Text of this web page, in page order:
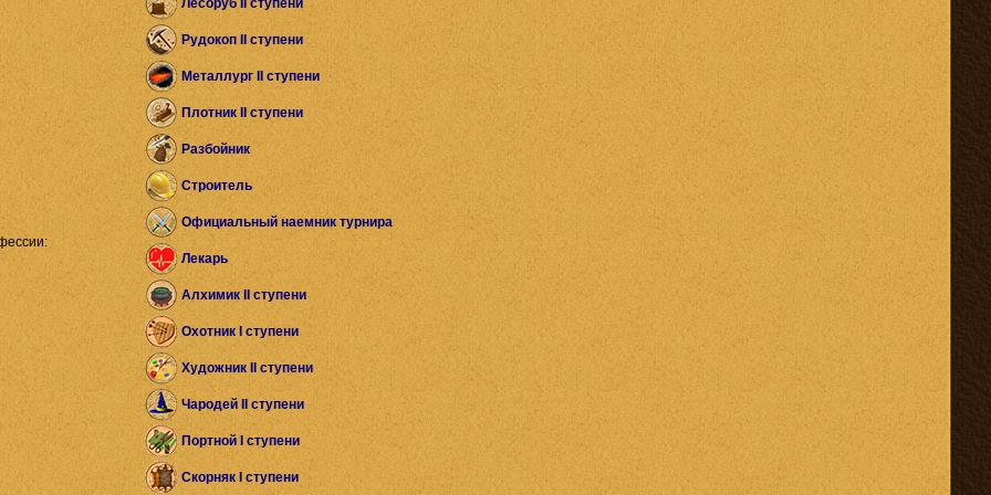
Лесоруб II ступени
Рудокоп II ступени
Металлург II ступени
Плотник II ступени
Разбойник
Строитель
Официальный наемник турнира
Лекарь
Алхимик II ступени
Охотник I ступени
Художник II ступени
Чародей II ступени
Портной I ступени
Скорняк I ступени